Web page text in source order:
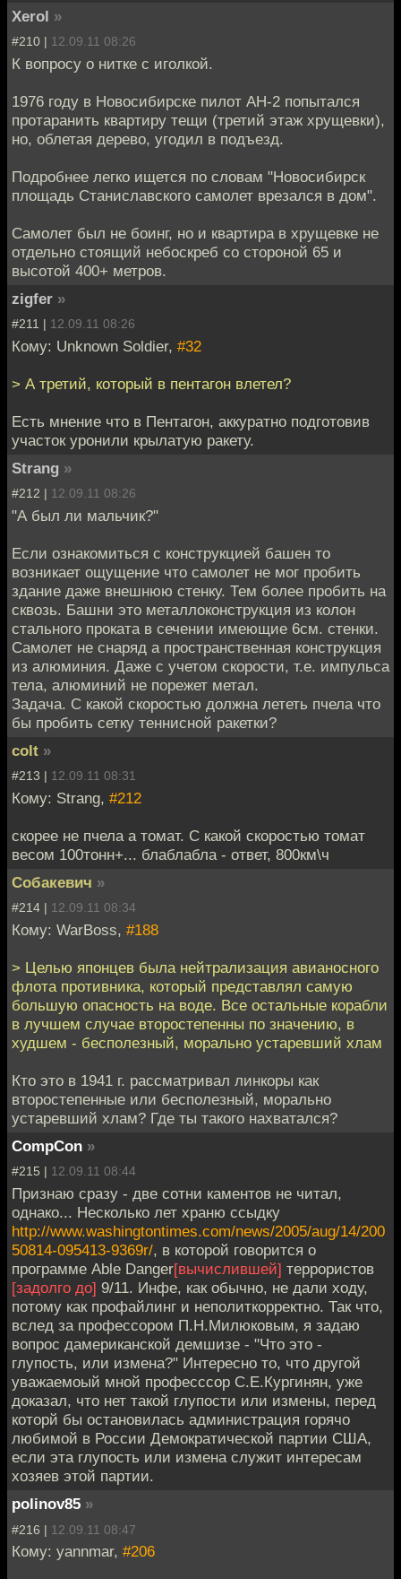
Xerol »
#210 | 12.09.11 08:26
К вопросу о нитке с иголкой.
1976 году в Новосибирске пилот АН-2 попытался
протаранить квартиру тещи (третий этаж хрущевки),
но, облетая дерево, угодил в подъезд.
Подробнее легко ищется по словам "Новосибирск
площадь Станиславского самолет врезался в дом".
Самолет был не боинг, но и квартира в хрущевке не
отдельно стоящий небоскреб со стороной 65 и
высотой 400+ метров.
zigfer »
#211 | 12.09.11 08:26
Кому: Unknown Soldier, #32
> А третий, который в пентагон влетел?
Есть мнение что в Пентагон, аккуратно подготовив
участок уронили крылатую ракету.
Strang »
#212 | 12.09.11 08:26
"А был ли мальчик?"
Если ознакомиться с конструкцией башен то
возникает ощущение что самолет не мог пробить
здание даже внешнюю стенку. Тем более пробить на
сквозь. Башни это металлоконструкция из колон
стального проката в сечении имеющие 6см. стенки.
Самолет не снаряд а пространственная конструкция
из алюминия. Даже с учетом скорости, т.е. импульса
тела, алюминий не порежет метал.
Задача. С какой скоростью должна лететь пчела что
бы пробить сетку теннисной ракетки?
colt »
#213 | 12.09.11 08:31
Кому: Strang, #212
скорее не пчела а томат. С какой скоростью томат
весом 100тонн+... блаблабла - ответ, 800км\ч
Собакевич »
#214 | 12.09.11 08:34
Кому: WarBoss, #188
> Целью японцев была нейтрализация авианосного
флота противника, который представлял самую
большую опасность на воде. Все остальные корабли
в лучшем случае второстепенны по значению, в
худшем - бесполезный, морально устаревший хлам
Кто это в 1941 г. рассматривал линкоры как
второстепенные или бесполезный, морально
устаревший хлам? Где ты такого нахватался?
CompCon »
#215 | 12.09.11 08:44
Признаю сразу - две сотни каментов не читал,
однако... Несколько лет храню ссыдку
http://www.washingtontimes.com/news/2005/aug/14/200
50814-095413-9369r/, в которой говорится о
программе Able Danger[вычислившей] террористов
[задолго до] 9/11. Инфе, как обычно, не дали ходу,
потому как профайлинг и неполиткорректно. Так что,
вслед за профессором П.Н.Милюковым, я задаю
вопрос дамериканской демшизе - "Что это -
глупость, или измена?" Интересно то, что другой
уважаемоый мной професссор С.Е.Кургинян, уже
доказал, что нет такой глупости или измены, перед
которй бы остановилась администрация горячо
любимой в России Демократической партии США,
если эта глупость или измена служит интересам
хозяев этой партии.
polinov85 »
#216 | 12.09.11 08:47
Кому: yannmar, #206